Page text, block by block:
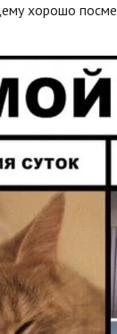
хорошо